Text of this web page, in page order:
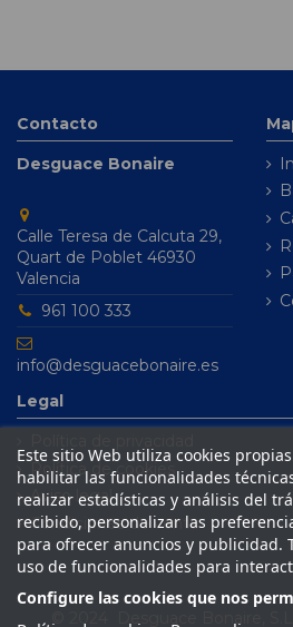
Contacto
Desguace Bonaire
Calle Teresa de Calcuta 29,
Quart de Poblet 46930
Valencia
961 100 333
info@desguacebonaire.es
Legal
Política de cookies
Aviso legal
Condiciones de venta
Este sitio Web utiliza cookies
habilitar las funcionalidades
realizar estadísticas y análisis del
recibido, personalizar las
para ofrecer anuncios y publicidad.
uso de funcionalidades para
Configure las cookies que nos